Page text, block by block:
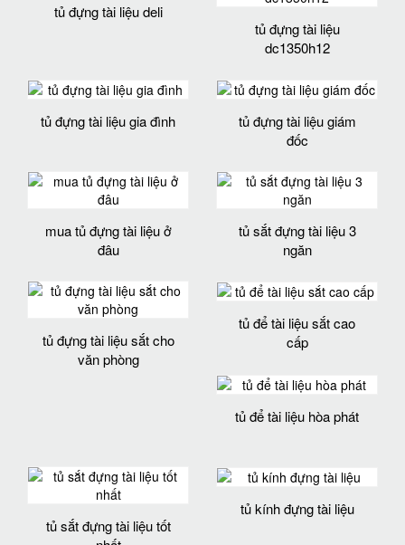
tủ đựng tài liệu deli
tủ đựng tài liệu
dc1350h12
tủ đựng tài liệu gia đình
tủ đựng tài liệu giám
đốc
mua tủ đựng tài liệu ở
đâu
tủ sắt đựng tài liệu 3
ngăn
tủ đựng tài liệu sắt cho
văn phòng
tủ để tài liệu sắt cao
cấp
tủ để tài liệu hòa phát
tủ sắt đựng tài liệu tốt
tủ kính đựng tài liệu